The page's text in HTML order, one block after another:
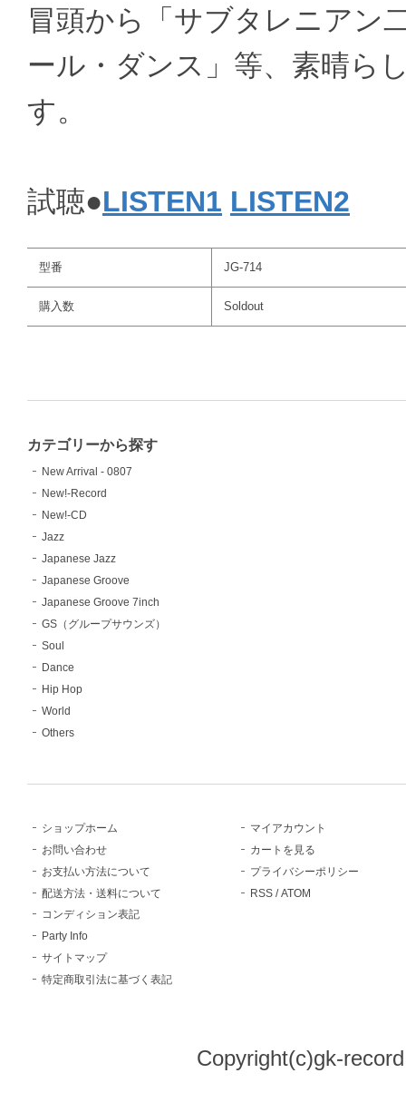
冒頭から「サブタレニアン
ール・ダンス」等、素晴ら
す。
試聴●LISTEN1 LISTEN2
型番 JG-714
購入数 Soldout
カテゴリーから探す
New Arrival - 0807
New!-Record
New!-CD
Jazz
Japanese Jazz
Japanese Groove
Japanese Groove 7inch
GS（グループサウンズ）
Soul
Dance
Hip Hop
World
Others
ショップホーム
お問い合わせ
お支払い方法について
配送方法・送料について
コンディション表記
Party Info
サイトマップ
特定商取引法に基づく表記
マイアカウント
カートを見る
プライバシーポリシー
RSS /ATOM
Copyright(c)gk-